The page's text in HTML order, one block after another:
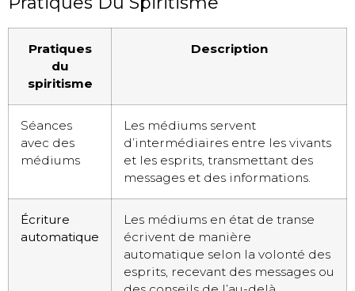
Pratiques
du
spiritisme
Description
Séances
avec des
médiums
Les médiums servent
d’intermédiaires entre les vivants
et les esprits, transmettant des
messages et des informations.
Écriture
automatique
Les médiums en état de transe
écrivent de manière
automatique selon la volonté des
esprits, recevant des messages ou